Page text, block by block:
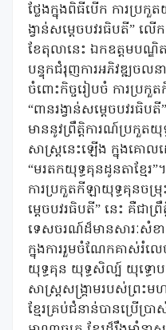
ថ្លែងក្នុងពិធីបើក ការប្រកួ
ង្វាន់សម្តេចបវរធិបតី” ល
ខែតុលានេះ ឯកឧត្តមបណ្
បន្ទុកជំរុញការអភិវឌ្ឍចលន
ចំពោះកិច្ចរៀបចំ ការប្រកួ
“ពានរង្វាន់សម្តេចបវរធិ
មាននូវព្រឹត្តិការណ៍ប្រកួតយុទ្
សាស្រ្តនេះឡើង ក្នុងគោ
“មរតកយុទ្ធគុនដូនតាខ្មែរ”
ការប្រកួតកីឡាយុទ្ធគុនចម្រុ
ម្តេចបវរធិបតី” នេះ គឺជា
ទេសចរណ៍ដ៏មានសារៈសំខា
ក្នុងការរួមចំណែកគាស់រំ
យុទ្ធគុន យុទ្ធសិល្ប៍ យុទ្ធោ
សាស្ត្រសង្គ្រាមរបស់ព្រះម
ខ្មែរគ្រប់ជំនាន់បានប្រើប្រ